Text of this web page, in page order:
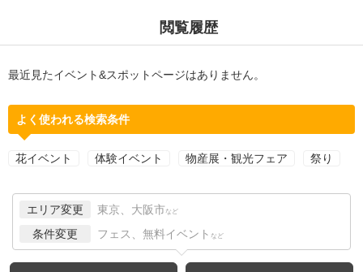
閲覧履歴
最近見たイベント&スポットページはありません。
よく使われる検索条件
花イベント 体験イベント 物産展・観光フェア 祭り
エリア変更 東京、大阪市 など
条件変更 フェス、無料イベント など